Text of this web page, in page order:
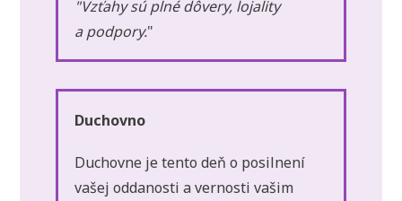
"Vzťahy sú plné dôvery, lojality
a podpory."
Duchovno
Duchovne je tento deň o posilnení
vašej oddanosti a vernosti vašim